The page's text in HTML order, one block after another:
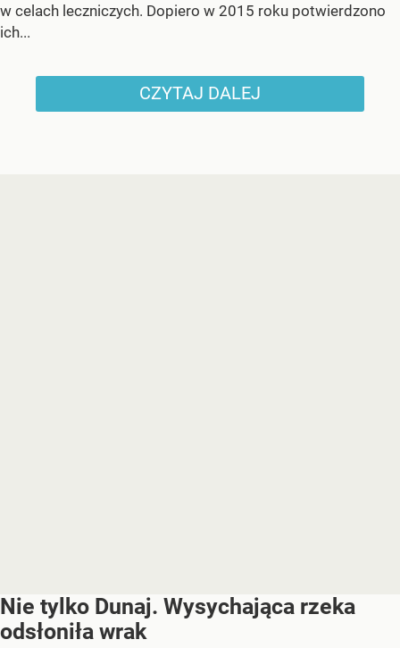
w celach leczniczych. Dopiero w 2015 roku potwierdzono
ich...
CZYTAJ DALEJ
Nie tylko Dunaj. Wysychająca rzeka
odsłoniła wrak